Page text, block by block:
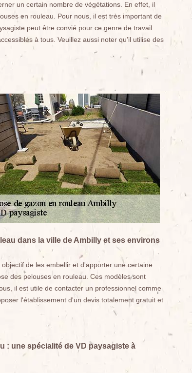
un certain nombre de végétations. En effet, il
en rouleau. Pour nous, il est très important de
peut être convié pour ce genre de travail.
à tous. Veuillez aussi noter qu'il utilise des
dans la ville de Ambilly et ses environs
de les embellir et d'apporter une certaine
des pelouses en rouleau. Ces modèles sont
il est utile de contacter un professionnel comme
l'établissement d'un devis totalement gratuit et
: une spécialité de VD paysagiste à